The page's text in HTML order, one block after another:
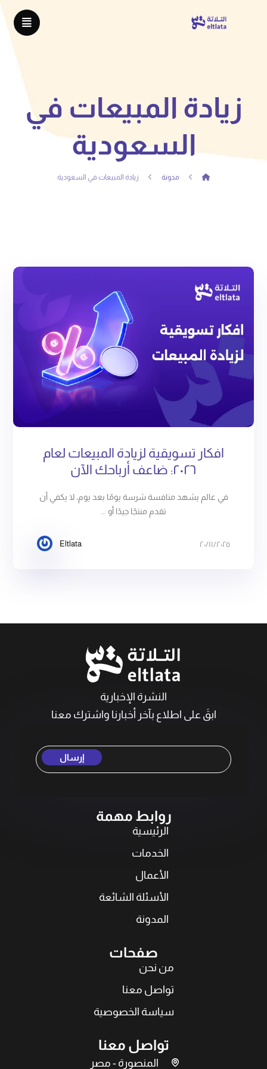
زيادة المبيعات في
السعودية
مدونة زيادة المبيعات في السعودية
افكار تسويقية لزيادة المبيعات لعام
٢٠٢٦: ضاعف أرباحك الآن
Eltlata ٢٠/١١/٢٠٢٥
في عالم يشهد منافسة شرسة يومًا بعد يوم، لا يكفي أن
تقدم منتجًا جيدًا أو ...
النشرة الإخبارية
ابقَ على اطلاع بآخر أخبارنا واشترك معنا
إرسال
روابط مهمة
الرئيسية
الخدمات
الأعمال
الأسئلة الشائعة
المدونة
صفحات
من نحن
تواصل معنا
سياسة الخصوصية
تواصل معنا
المنصورة - مصر